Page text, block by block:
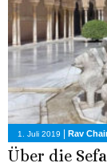
1. Juli 2019 Rav
Über die